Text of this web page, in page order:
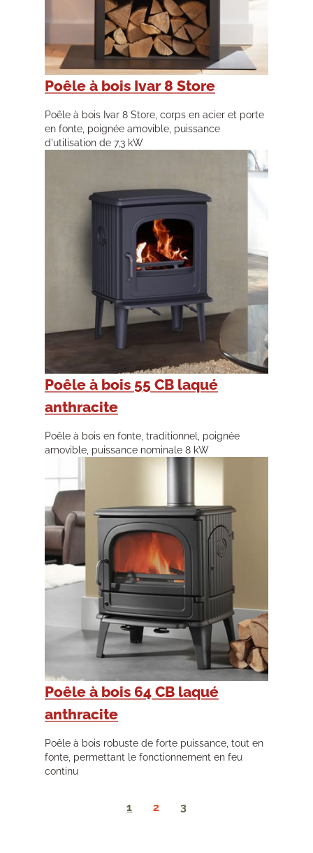
Poêle à bois Ivar 8 Store
Poêle à bois Ivar 8 Store, corps en acier et porte
en fonte, poignée amovible, puissance
d'utilisation de 7,3 kW
Poêle à bois 55 CB laqué
anthracite
Poêle à bois en fonte, traditionnel, poignée
amovible, puissance nominale 8 kW
Poêle à bois 64 CB laqué
anthracite
Poêle à bois robuste de forte puissance, tout en
fonte, permettant le fonctionnement en feu
continu
1 2 3